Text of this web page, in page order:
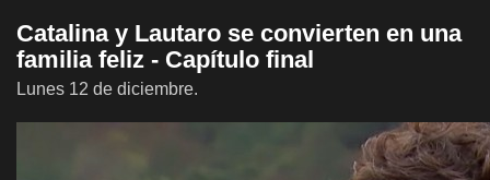
Catalina y Lautaro se convierten en una
familia feliz - Capítulo final
Lunes 12 de diciembre.